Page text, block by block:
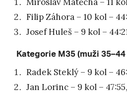
Filip Záhora – 10 kol –
Josef Huleš – 9 kol –
Kategorie M35 (muži
Radek Steklý – 9 kol –
Jan Lorinc – 9 kol –